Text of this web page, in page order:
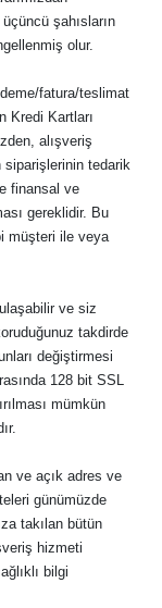
şahısların
olur.
fatura/teslimat
Kredi Kartları
alışveriş
tedarik
finansal ve
gereklidir. Bu
müşteri ile veya
ve siz
takdirde
değiştirmesi
128 bit SSL
mümkün
ve açık adres ve
günümüzde
takılan bütün
hizmeti
bilgi